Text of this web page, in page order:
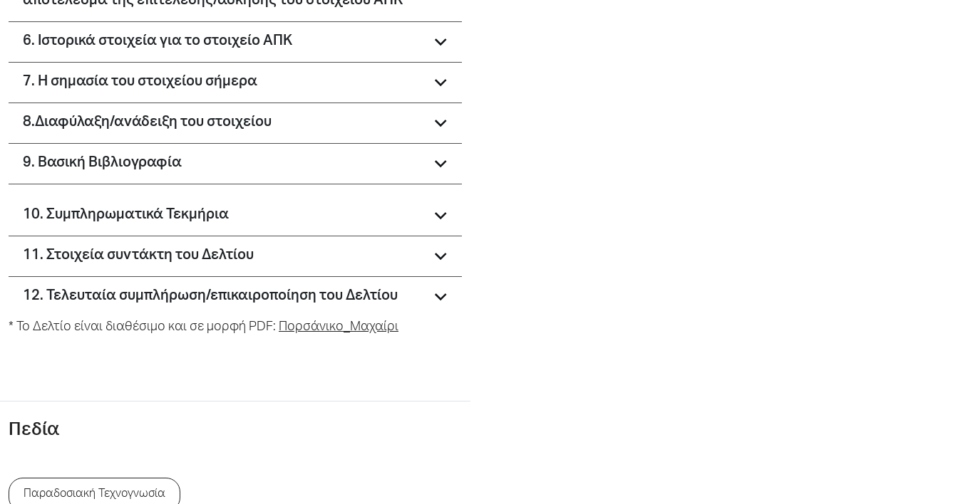
6. Ιστορικά στοιχεία για το στοιχείο ΑΠΚ
7. Η σημασία του στοιχείου σήμερα
8.Διαφύλαξη/ανάδειξη του στοιχείου
9. Βασική Βιβλιογραφία
10. Συμπληρωματικά Τεκμήρια
11. Στοιχεία συντάκτη του Δελτίου
12. Τελευταία συμπλήρωση/επικαιροποίηση του Δελτίου
* To Δελτίο είναι διαθέσιμο και σε μορφή PDF: Πορσάνικο_Μαχαίρι
Πεδία
Παραδοσιακή Τεχνογνωσία